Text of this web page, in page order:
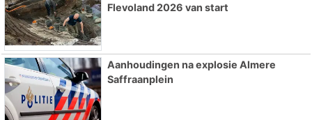
Flevoland 2026 van start
Aanhoudingen na explosie Almere
Saffraanplein